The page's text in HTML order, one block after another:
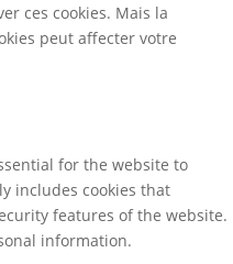
ces cookies. Mais la
peut affecter votre
for the website to
includes cookies that
features of the website.
information.